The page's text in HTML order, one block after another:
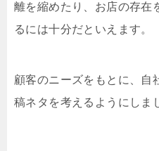
離を縮めたり、お店の存在
るには十分だといえます。
顧客のニーズをもとに、自
稿ネタを考えるようにしま